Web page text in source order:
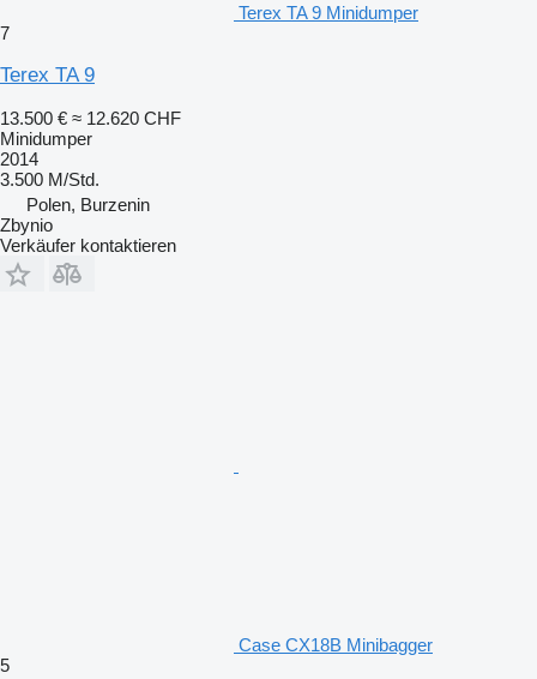
Terex TA 9 Minidumper
7
Terex TA 9
13.500 € ≈ 12.620 CHF
Minidumper
2014
3.500 M/Std.
Polen, Burzenin
Zbynio
Verkäufer kontaktieren
Case CX18B Minibagger
5